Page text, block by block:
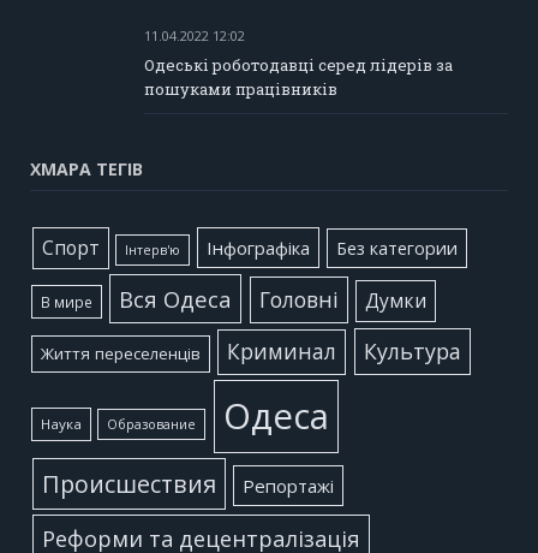
11.04.2022 12:02
Одеські роботодавці серед лідерів за
пошуками працівників
ХМАРА ТЕГІВ
Cпорт Інтерв'ю Інфографіка Без категории
В мире Вся Одеса Головні Думки
Життя переселенців Криминал Культура
Наука Образование Одеса
Происшествия Репортажі
Реформи та децентралізація